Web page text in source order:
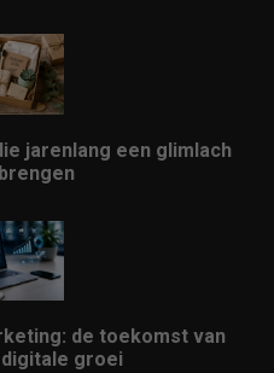
jarenlang een glimlach
de toekomst van
groei